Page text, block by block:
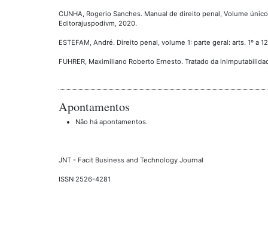
CUNHA, Rogerio Sanches. Manual de direito penal, Volume
Editorajuspodivm, 2020.
ESTEFAM, André. Direito penal, volume 1: parte geral: arts. 1º a
FUHRER, Maximiliano Roberto Ernesto. Tratado da
Apontamentos
Não há apontamentos.
JNT - Facit Business and Technology Journal
ISSN 2526-4281